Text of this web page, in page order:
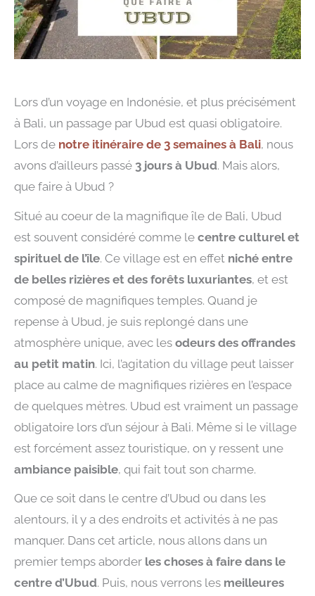
Lors d’un voyage en Indonésie, et plus précisément
à Bali, un passage par Ubud est quasi obligatoire.
Lors de notre itinéraire de 3 semaines à Bali, nous
avons d’ailleurs passé 3 jours à Ubud. Mais alors,
que faire à Ubud ?
Situé au coeur de la magnifique île de Bali, Ubud
est souvent considéré comme le centre culturel et
spirituel de l’île. Ce village est en effet niché entre
de belles rizières et des forêts luxuriantes, et est
composé de magnifiques temples. Quand je
repense à Ubud, je suis replongé dans une
atmosphère unique, avec les odeurs des offrandes
au petit matin. Ici, l’agitation du village peut laisser
place au calme de magnifiques rizières en l’espace
de quelques mètres. Ubud est vraiment un passage
obligatoire lors d’un séjour à Bali. Même si le village
est forcément assez touristique, on y ressent une
ambiance paisible, qui fait tout son charme.
Que ce soit dans le centre d’Ubud ou dans les
alentours, il y a des endroits et activités à ne pas
manquer. Dans cet article, nous allons dans un
premier temps aborder les choses à faire dans le
centre d’Ubud. Puis, nous verrons les meilleures